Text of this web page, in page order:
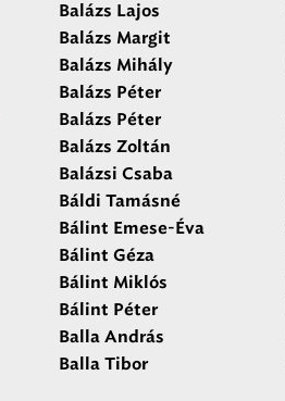
Balázs Lajos
Balázs Margit
Balázs Mihály
Balázs Péter
Balázs Péter
Balázs Zoltán
Balázsi Csaba
Báldi Tamásné
Bálint Emese-Éva
Bálint Géza
Bálint Miklós
Bálint Péter
Balla András
Balla Tibor